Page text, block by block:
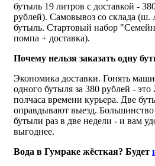
бутыль 19 литров с доставкой -
рублей). Самовывоз со склада (ш.
бутыль. Стартовый набор
помпа + доставка).
Почему нельзя заказать одну
Экономика доставки. Гонять
одного бутыля за 380 рублей -
полчаса времени курьера. Две
оправдывают выезд.
бутыли раз в две недели - и вам
выгоднее.
Вода в Гумраке жёсткая? Будет